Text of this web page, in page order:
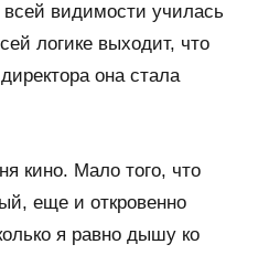
всей видимости училась
логике выходит, что
она стала
кино. Мало того, что
еще и откровенно
я равно дышу ко